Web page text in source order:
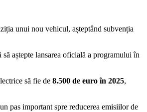
unui nou vehicul, așteptând subvenția
aștepte lansarea oficială a programului în
să fie de 8.500 de euro în 2025,
pas important spre reducerea emisiilor de